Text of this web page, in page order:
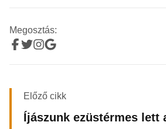
Megosztás:
Előző cikk
Íjászunk ezüstérmes lett